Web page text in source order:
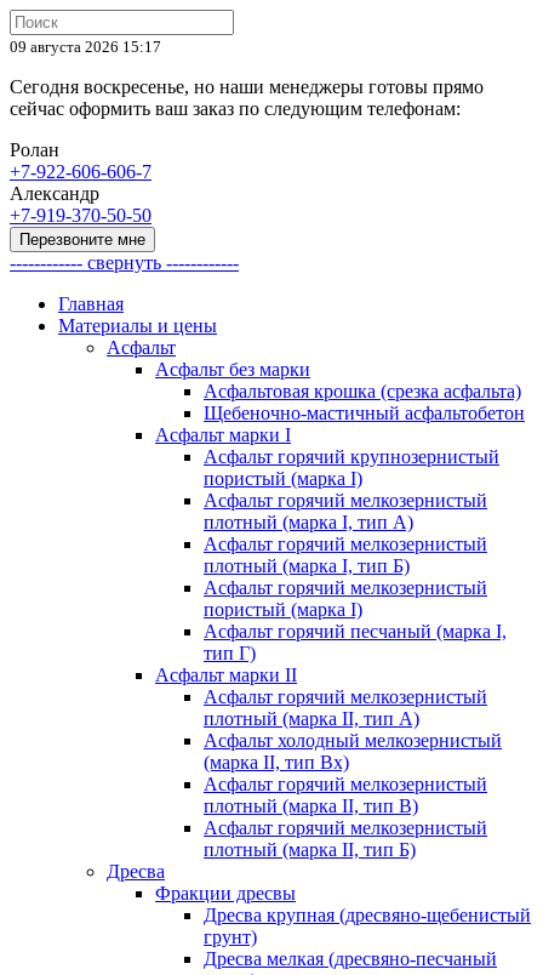
09 августа 2026 15:17
Сегодня воскресенье, но наши менеджеры готовы прямо
сейчас оформить ваш заказ по следующим телефонам:
Ролан
+7-922-606-606-7
Александр
+7-919-370-50-50
Перезвоните мне
------------ свернуть ------------
Главная
Материалы и цены
Асфальт
Асфальт без марки
Асфальтовая крошка (срезка асфальта)
Щебеночно-мастичный асфальтобетон
Асфальт марки I
Асфальт горячий крупнозернистый
пористый (марка I)
Асфальт горячий мелкозернистый
плотный (марка I, тип А)
Асфальт горячий мелкозернистый
плотный (марка I, тип Б)
Асфальт горячий мелкозернистый
пористый (марка I)
Асфальт горячий песчаный (марка I,
тип Г)
Асфальт марки II
Асфальт горячий мелкозернистый
плотный (марка II, тип А)
Асфальт холодный мелкозернистый
(марка II, тип Вх)
Асфальт горячий мелкозернистый
плотный (марка II, тип В)
Асфальт горячий мелкозернистый
плотный (марка II, тип Б)
Дресва
Фракции дресвы
Дресва крупная (дресвяно-щебенистый
грунт)
Дресва мелкая (дресвяно-песчаный